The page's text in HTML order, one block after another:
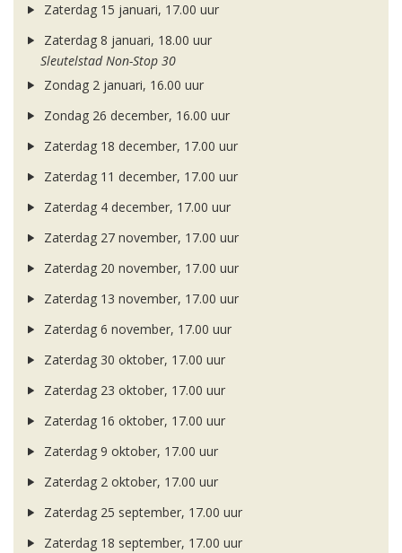
Zaterdag 15 januari, 17.00 uur
Zaterdag 8 januari, 18.00 uur
Sleutelstad Non-Stop 30
Zondag 2 januari, 16.00 uur
Zondag 26 december, 16.00 uur
Zaterdag 18 december, 17.00 uur
Zaterdag 11 december, 17.00 uur
Zaterdag 4 december, 17.00 uur
Zaterdag 27 november, 17.00 uur
Zaterdag 20 november, 17.00 uur
Zaterdag 13 november, 17.00 uur
Zaterdag 6 november, 17.00 uur
Zaterdag 30 oktober, 17.00 uur
Zaterdag 23 oktober, 17.00 uur
Zaterdag 16 oktober, 17.00 uur
Zaterdag 9 oktober, 17.00 uur
Zaterdag 2 oktober, 17.00 uur
Zaterdag 25 september, 17.00 uur
Zaterdag 18 september, 17.00 uur